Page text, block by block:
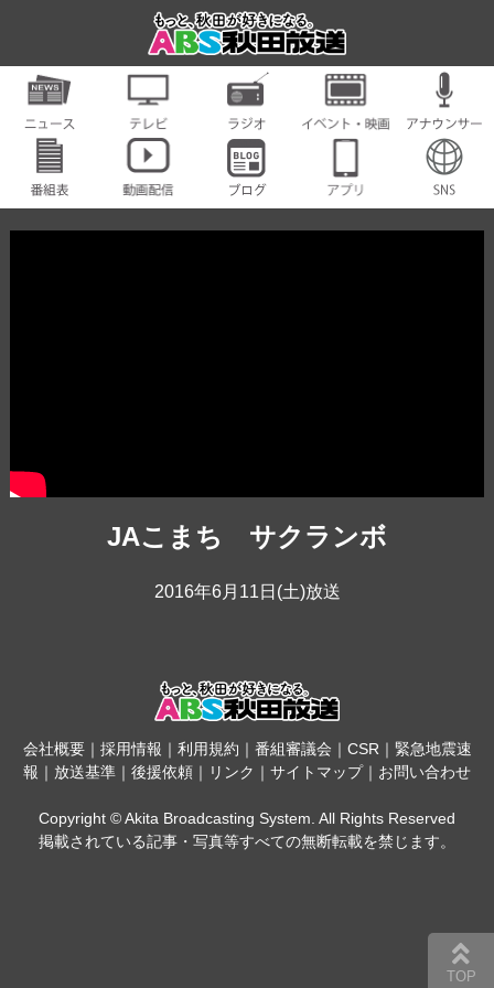
JAこまち サクランボ
2016年6月11日(土)放送
会社概要｜ 採用情報 ｜ 利用規約 ｜ 番組審議会 ｜ CSR ｜ 緊急地震速
報 ｜ 放送基準 ｜ 後援依頼 ｜ リンク ｜ サイトマップ｜ お問い合わせ
Copyright © Akita Broadcasting System. All Rights Reserved
掲載されている記事・写真等すべての無断転載を禁じます。